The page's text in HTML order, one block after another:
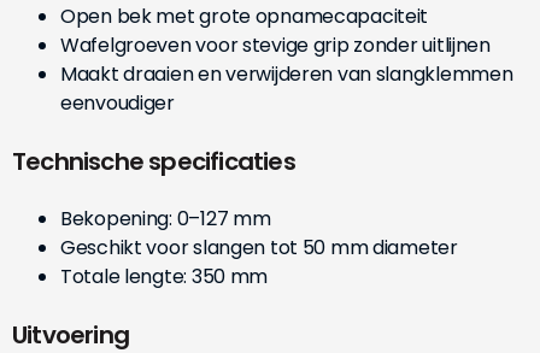
Open bek met grote opnamecapaciteit
Wafelgroeven voor stevige grip zonder uitlijnen
Maakt draaien en verwijderen van slangklemmen
eenvoudiger
Technische specificaties
Bekopening: 0–127 mm
Geschikt voor slangen tot 50 mm diameter
Totale lengte: 350 mm
Uitvoering